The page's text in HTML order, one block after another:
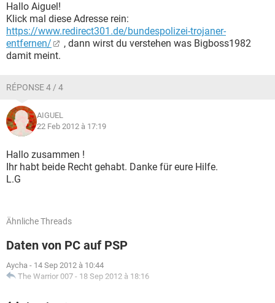
Hallo Aiguel!
Klick mal diese Adresse rein:
https://www.redirect301.de/bundespolizei-trojaner-
entfernen/
, dann wirst du verstehen was Bigboss1982
damit meint.
RÉPONSE 4 / 4
AIGUEL
22 Feb 2012 à 17:19
Hallo zusammen !
Ihr habt beide Recht gehabt. Danke für eure Hilfe.
L.G
Ähnliche Threads
Daten von PC auf PSP
Aycha - 14 Sep 2012 à 10:44
The Warrior 007 - 18 Sep 2012 à 18:16